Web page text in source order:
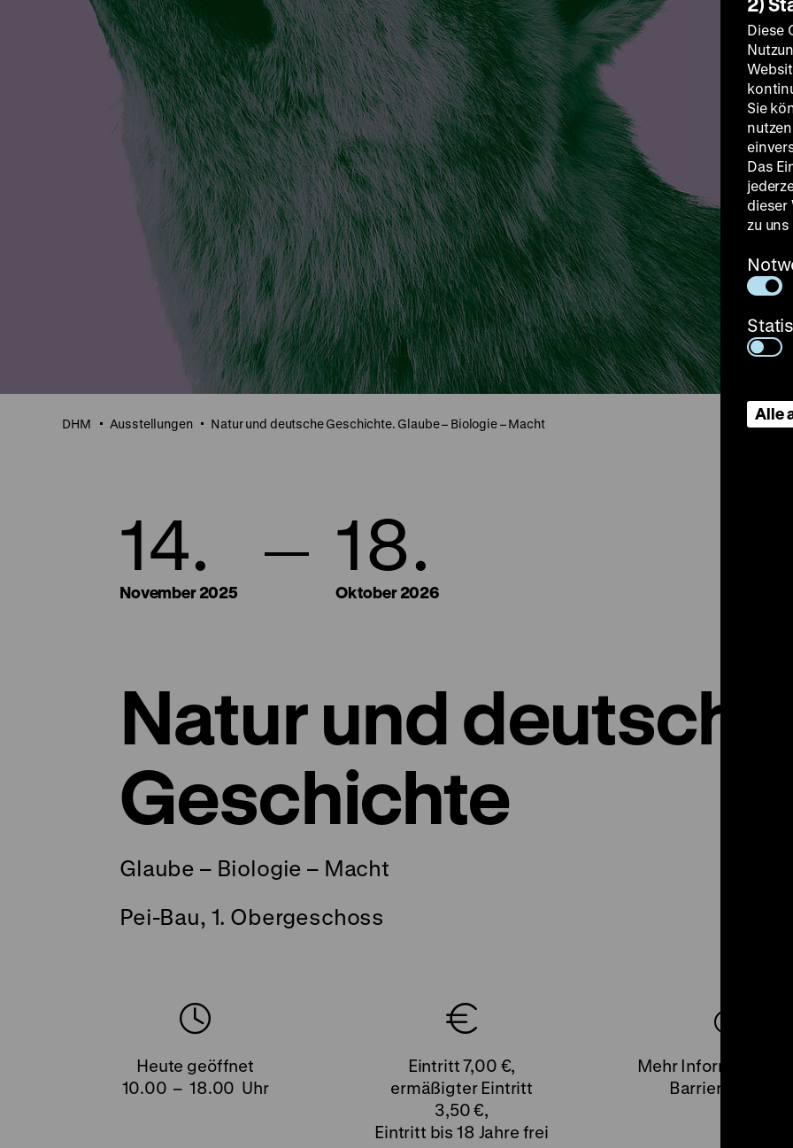
DHM Ausstellungen Natur und deutsche Geschichte. Glaube – Biologie – Macht
14.
November 2025
18.
Oktober 2026
Natur und deutsche
Geschichte
Glaube – Biologie – Macht
Pei-Bau, 1. Obergeschoss
Heute geöffnet
10.00 – 18.00 Uhr
Eintritt7,00 €,
ermäßigter Eintritt
3,50 €,
Eintritt bis 18 Jahre frei
Mehr Informationen
Barrierefreiheit
Diese
Sie
Das
dieser
zu uns
Alle